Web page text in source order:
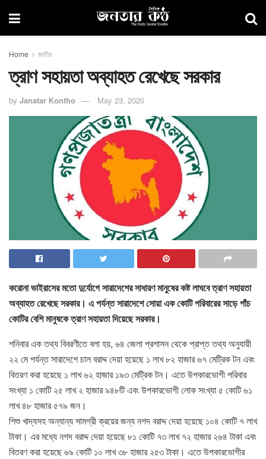
Home জাতীয়
ত্রাণ সহায়তা অব্যাহত রেখেছে সরকার
by Janatar Kontho May 23, 2020
করোনা ভাইরাসের মতো দুর্যোগে সারাদেশের সাধারণ মানুষের কষ্ট লাঘবে ত্রাণ সহায়তা
অব্যাহত রেখেছে সরকার। এ পর্যন্ত সারাদেশে সোয়া এক কোটি পরিবারের সাড়ে পাঁচ
কোটির বেশি মানুষকে ত্রাণ সহায়তা দিয়েছে সরকার।
শনিবার এক তথ্য বিবরণীতে বলা হয়, ৬৪ জেলা প্রশাসন থেকে প্রাপ্ত তথ্য অনুযায়ী
২২ মে পর্যন্ত সারাদেশে চাল বরাদ্দ দেয়া হয়েছে ১ লাখ ৮২ হাজার ৬৭ মেট্রিক টন এবং
বিতরণ করা হয়েছে ১ লাখ ৬২ হাজার ১৯৩ মেট্রিক টন। এতে উপকারভোগী পরিবার
সংখ্যা ১ কোটি ২৫ লাখ ২ হাজার ৯৪৮টি এবং উপকারভোগী লোক সংখ্যা ৫ কোটি ৬১
লাখ ৪৮ হাজার ৫৭৯ জন।
শিশু খাদ্যসহ অন্যান্য সামগ্রী ক্রয়ের জন্য নগদ বরাদ্দ দেয়া হয়েছে ১০৪ কোটি ৭ লাখ
টাকা। এর মধ্যে নগদ বরাদ্দ দেয়া হয়েছে ৮১ কোটি ৭৩ লাখ ৭২ হাজার ২৬৪ টাকা এবং
বিতরণ করা হয়েছে ৬৯ কোটি ১০ লাখ ৩৮ হাজার ২৫৩ টাকা। এতে উপকারভোগীর